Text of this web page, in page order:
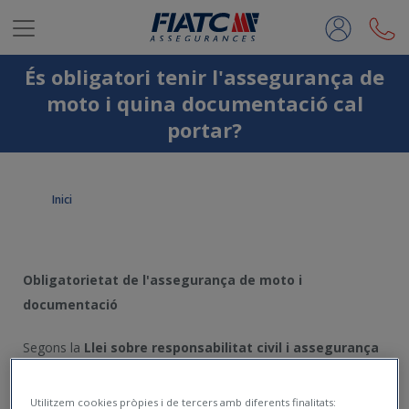
Salta al contingut principal
És obligatori tenir l'assegurança de
moto i quina documentació cal
portar?
Inici
Obligatorietat de l'assegurança de moto i
documentació
Segons la Llei sobre responsabilitat civil i assegurança
vehicle de motor, bé sigui un automòbil, una moto o
Utilitzem cookies pròpies i de tercers amb diferents finalitats: